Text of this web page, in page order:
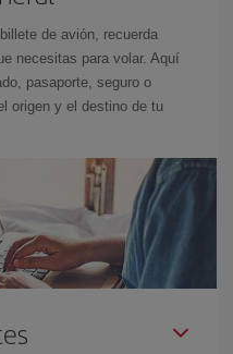
de avión, recuerda
necesitas para volar. Aquí
pasaporte, seguro o
origen y el destino de tu